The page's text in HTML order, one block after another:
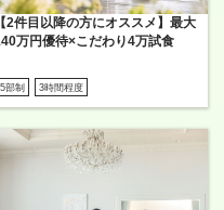
【2件目以降の方にオススメ】最大
万円優待×こだわり4万試食
5部制 3時間程度